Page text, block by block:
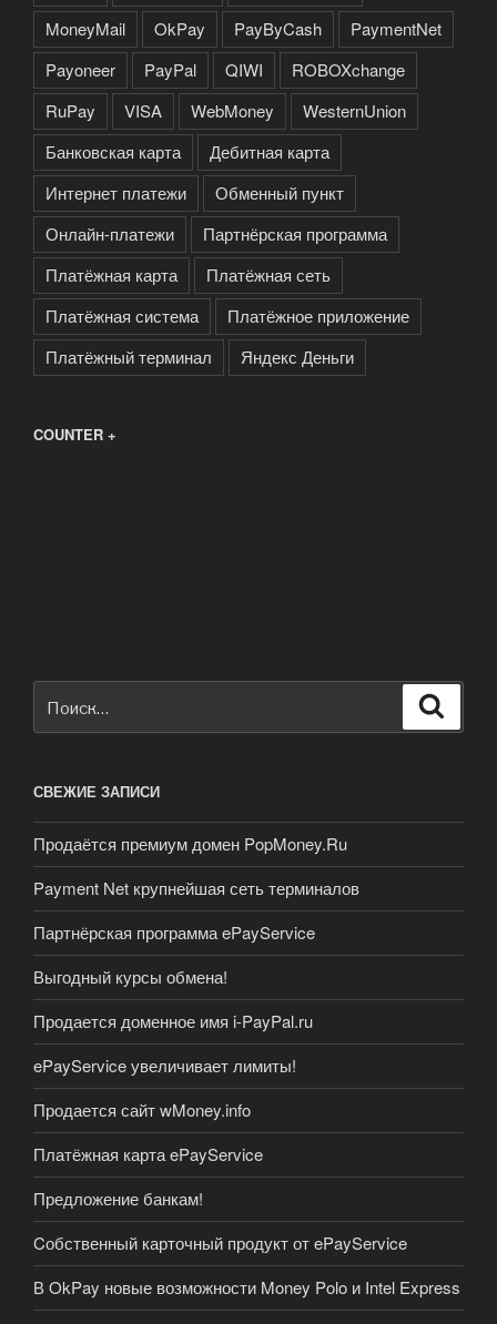
MoneyMail
OkPay PayByCash
PaymentNet
Payoneer
PayPal QIWI
ROBOXchange
RuPay
VISA WebMoney
WesternUnion
Банковская карта
Дебитная карта
Интернет платежи
Обменный пункт
Онлайн-платежи
Партнёрская программа
Платёжная карта
Платёжная сеть
Платёжная система
Платёжное приложение
Платёжный терминал
Яндекс Деньги
COUNTER +
СВЕЖИЕ ЗАПИСИ
Продаётся премиум домен PopMoney.Ru
Payment Net крупнейшая сеть терминалов
Партнёрская программа ePayService
Выгодный курсы обмена!
Продается доменное имя i-PayPal.ru
ePayService увеличивает лимиты!
Продается сайт wMoney.info
Платёжная карта ePayService
Предложение банкам!
Cобственный карточный продукт от ePayService
В OkPay новые возможности Money Polo и Intel Express